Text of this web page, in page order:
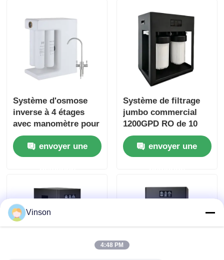
Système d'osmose
inverse à 4 étages
avec manomètre pour
usage domestique et
commercialenvoyer une
Système de filtrage
jumbo commercial
1200GPD RO de 10
pouces avec rappel
de filtre pour usage
commercial et
envoyer une
Vinson
4:48 PM